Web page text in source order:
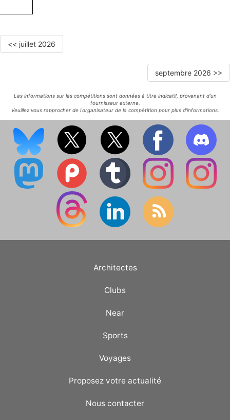
<< juillet 2026
septembre 2026 >>
Les informations sur les compétitions sont données à titre indicatif, provenant d'un
fournisseur externe.
Veuillez vous rapprocher de l'organisateur de la compétition pour plus d'informations.
Architectes
Clubs
Near
Sports
Voyages
Proposez votre actualité
Nous contacter